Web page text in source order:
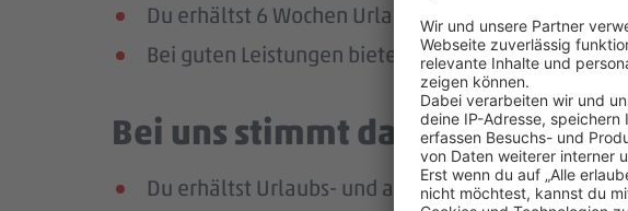
Du erhältst 6 Wochen Urlaub pro Jahr.
Bei guten Leistungen bieten wir dir nach deiner
Bei uns stimmt das Gehalt –
Du erhältst Urlaubs- und ab dem zweiten Jahr